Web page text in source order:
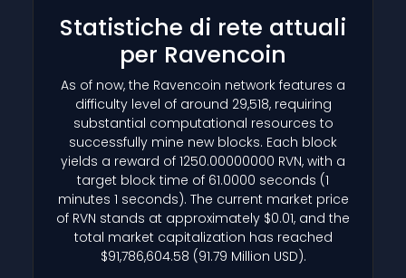
Statistiche di rete attuali
per Ravencoin
As of now, the Ravencoin network features a
difficulty level of around 29,518, requiring
substantial computational resources to
successfully mine new blocks. Each block
yields a reward of 1250.00000000 RVN, with a
target block time of 61.0000 seconds (1
minutes 1 seconds). The current market price
of RVN stands at approximately $0.01, and the
total market capitalization has reached
$91,786,604.58 (91.79 Million USD).